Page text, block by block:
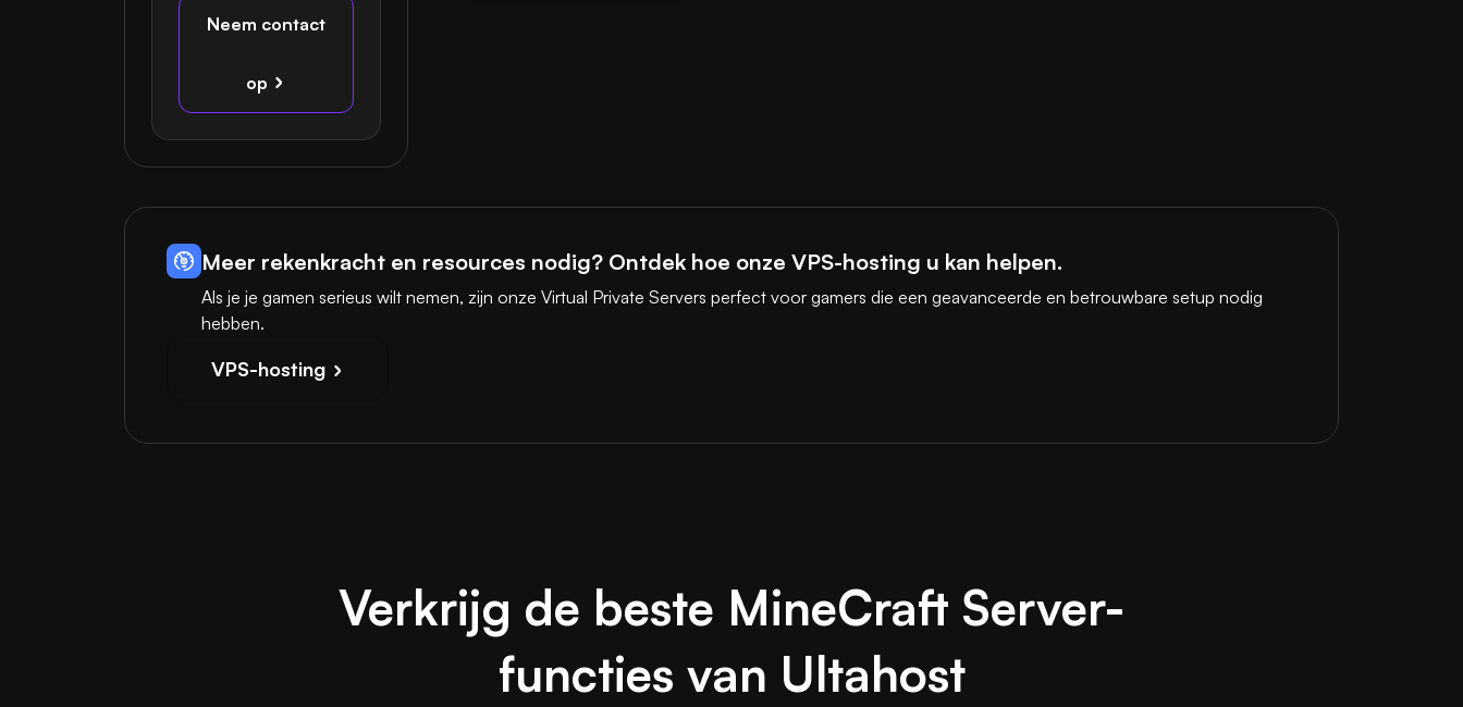
Neem contact
op
Meer rekenkracht en resources nodig? Ontdek hoe onze VPS-hosting u kan helpen.
Als je je gamen serieus wilt nemen, zijn onze Virtual Private Servers perfect voor gamers die een geavanceerde en betrouwbare setup nodig
hebben.
VPS-hosting
Verkrijg de beste MineCraft Server-
functies van Ultahost